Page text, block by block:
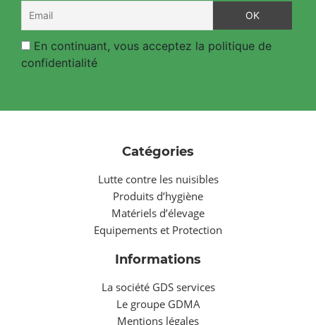
En continuant, vous acceptez la politique de
confidentialité
Catégories
Lutte contre les nuisibles
Produits d’hygiène
Matériels d’élevage
Equipements et Protection
Informations
La société GDS services
Le groupe GDMA
Mentions légales